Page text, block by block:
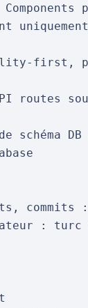
first,
routes
schéma
commits
: turc